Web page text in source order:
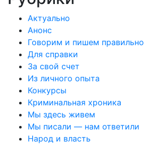
Актуально
Анонс
Говорим и пишем правильно
Для справки
За свой счет
Из личного опыта
Конкурсы
Криминальная хроника
Мы здесь живем
Мы писали — нам ответили
Народ и власть